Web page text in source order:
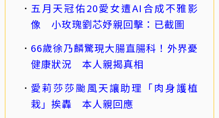
五月天冠佑20愛女遭AI合成不雅影
像 小玫瑰劉芯妤親回擊：已截圖
66歲徐乃麟驚現大腸直腸科！外界憂
健康狀況 本人親揭真相
愛莉莎莎颱風天讓助理「肉身護植
栽」挨轟 本人親回應